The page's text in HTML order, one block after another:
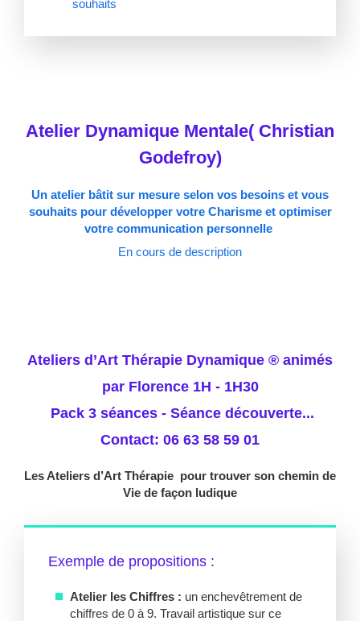
souhaits
Atelier Dynamique Mentale( Christian
Godefroy)
Un atelier bâtit sur mesure selon vos besoins et vous
souhaits pour développer votre Charisme et optimiser
votre communication personnelle
En cours de description
Ateliers d’Art Thérapie Dynamique ® animés
par Florence 1H - 1H30
Pack 3 séances - Séance découverte...
Contact: 06 63 58 59 01
Les Ateliers d’Art Thérapie pour trouver son chemin de
Vie de façon ludique
Exemple de propositions :
Atelier les Chiffres : un enchevêtrement de
chiffres de 0 à 9. Travail artistique sur ce